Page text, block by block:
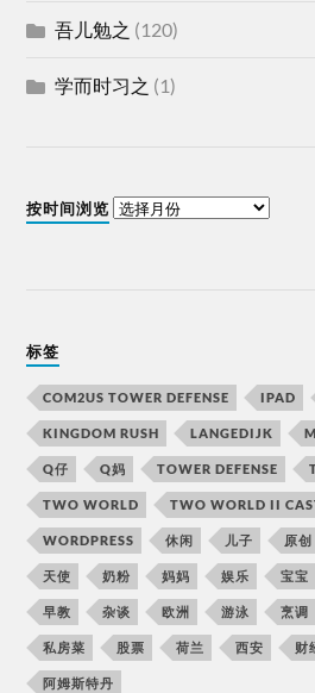
吾儿勉之 (120)
学而时习之 (1)
按时间浏览
标签
COM2US TOWER DEFENSE IPAD
KINGDOM RUSH LANGEDIJK
Q仔 Q妈 TOWER DEFENSE
TWO WORLD TWO WORLD II
WORDPRESS 休闲 儿子 原创
天使 奶粉 妈妈 娱乐 宝宝
早教 杂谈 欧洲 游泳 烹调
私房菜 股票 荷兰 西安 财
阿姆斯特丹